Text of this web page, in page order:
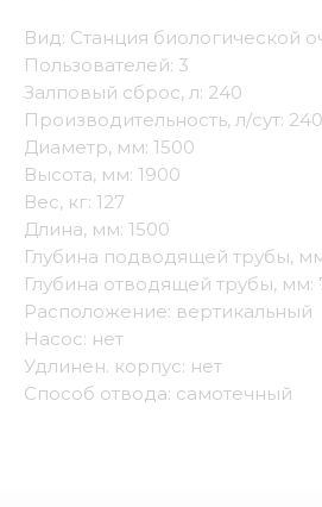
Вид: Станция биологической
Пользователей: 3
Залповый сброс, л: 240
Производительность, л/сут: 240
Диаметр, мм: 1500
Высота, мм: 1900
Вес, кг: 127
Длина, мм: 1500
Глубина подводящей трубы,
Глубина отводящей трубы, мм:
Расположение: вертикальный
Насос: нет
Удлинен. корпус: нет
Способ отвода: самотечный